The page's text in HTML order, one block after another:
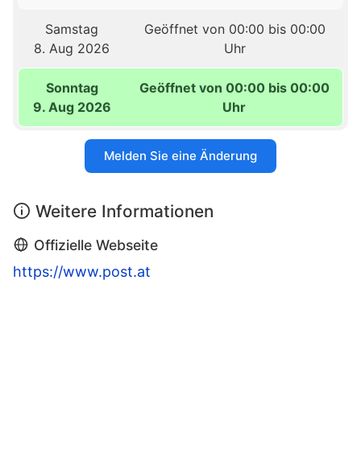
Samstag
8. Aug 2026
Geöffnet von 00:00 bis 00:00
Uhr
Sonntag
9. Aug 2026
Geöffnet von 00:00 bis 00:00
Uhr
Melden Sie eine Änderung
Weitere Informationen
Offizielle Webseite
https://www.post.at